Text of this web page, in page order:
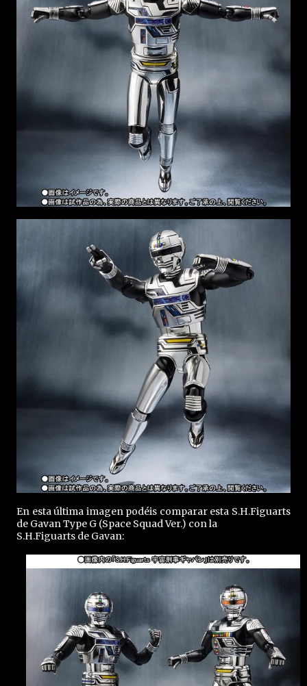
En esta última imagen podéis comparar esta S.H.Figuarts
de Gavan Type G (Space Squad Ver.) con la
S.H.Figuarts de Gavan: